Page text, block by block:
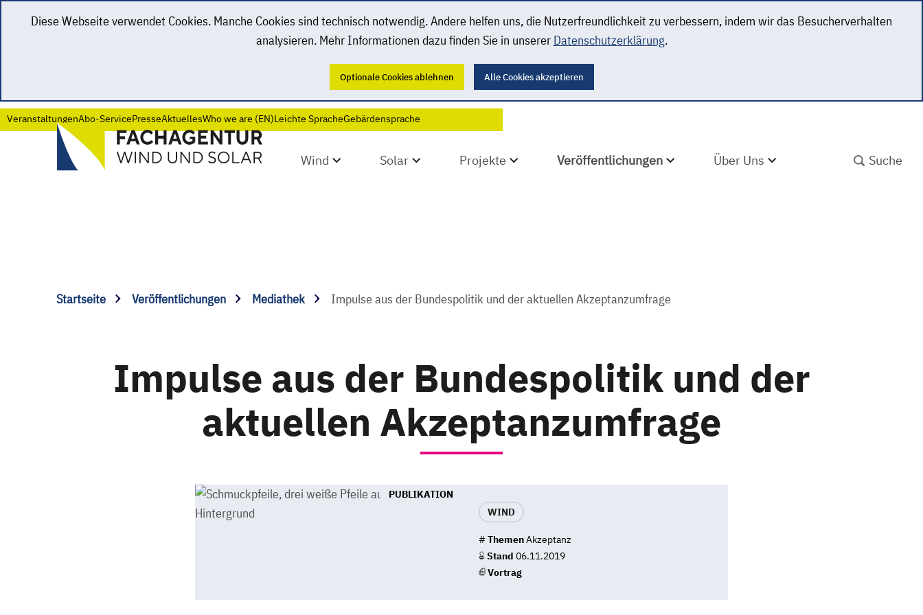
Diese Webseite verwendet Cookies. Manche Cookies sind technisch notwendig. Andere helfen uns, die Nutzerfreundlichkeit zu verbessern, indem wir das Besucherverhalten
analysieren. Mehr Informationen dazu finden Sie in unserer Datenschutzerklärung.
Optionale Cookies ablehnen Alle Cookies akzeptieren
VeranstaltungenAbo-ServicePresseAktuellesWho we are (EN)Leichte SpracheGebärdensprache
Wind Solar Projekte Veröffentlichungen Über Uns
Startseite Veröffentlichungen Mediathek Impulse aus der Bundespolitik und der aktuellen Akzeptanzumfrage
Impulse aus der Bundespolitik und der
aktuellen Akzeptanzumfrage
PUBLIKATION
WIND
# ThemenAkzeptanz
Stand 06.11.2019
Vortrag